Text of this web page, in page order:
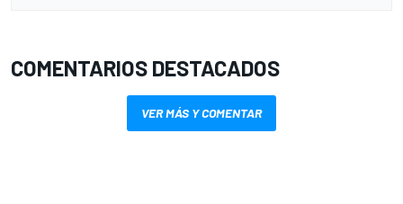
COMENTARIOS DESTACADOS
VER MÁS Y COMENTAR